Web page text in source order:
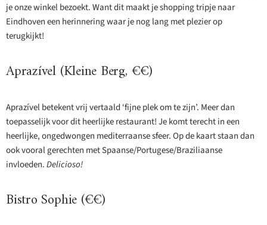
je onze winkel bezoekt. Want dit maakt je shopping tripje naar
Eindhoven een herinnering waar je nog lang met plezier op
terugkijkt!
Aprazível (Kleine Berg, €€)
Aprazível betekent vrij vertaald ‘fijne plek om te zijn’. Meer dan
toepasselijk voor dit heerlijke restaurant! Je komt terecht in een
heerlijke, ongedwongen mediterraanse sfeer. Op de kaart staan dan
ook vooral gerechten met Spaanse/Portugese/Braziliaanse
invloeden.Delicioso!
Bistro Sophie (€€)